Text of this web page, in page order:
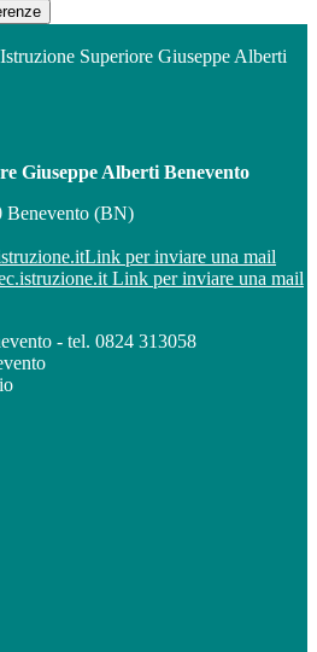
Superiore Giuseppe Alberti
Giuseppe Alberti Benevento
Benevento (BN)
Link per inviare una mail
Link per inviare una mail
- tel. 0824 313058